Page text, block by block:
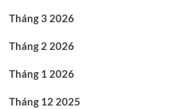
Tháng 3 2026
Tháng 2 2026
Tháng 1 2026
Tháng 12 2025